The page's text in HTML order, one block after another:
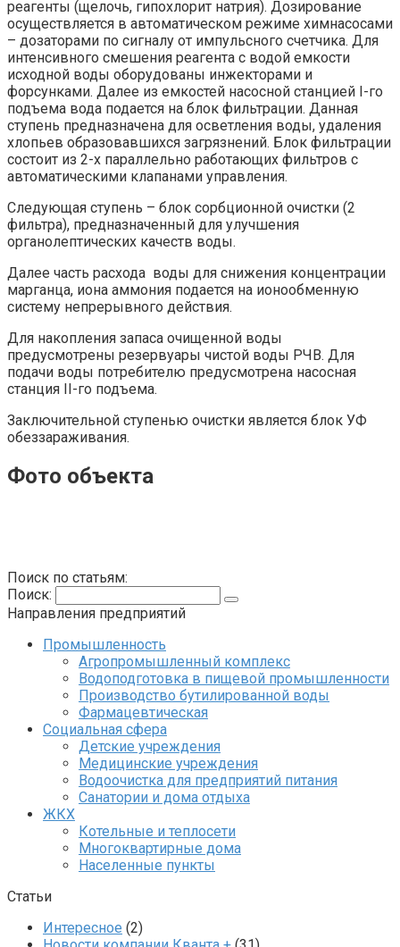
реагенты (щелочь, гипохлорит натрия). Дозирование
осуществляется в автоматическом режиме химнасосами
– дозаторами по сигналу от импульсного счетчика. Для
интенсивного смешения реагента с водой емкости
исходной воды оборудованы инжекторами и
форсунками. Далее из емкостей насосной станцией I-го
подъема вода подается на блок фильтрации. Данная
ступень предназначена для осветления воды, удаления
хлопьев образовавшихся загрязнений. Блок фильтрации
состоит из 2-х параллельно работающих фильтров с
автоматическими клапанами управления.
Следующая ступень – блок сорбционной очистки (2
фильтра), предназначенный для улучшения
органолептических качеств воды.
Далее часть расхода воды для снижения концентрации
марганца, иона аммония подается на ионообменную
систему непрерывного действия.
Для накопления запаса очищенной воды
предусмотрены резервуары чистой воды РЧВ. Для
подачи воды потребителю предусмотрена насосная
станция II-го подъема.
Заключительной ступенью очистки является блок УФ
обеззараживания.
Фото объекта
Поиск по статьям:
Поиск:
Направления предприятий
Промышленность
Агропромышленный комплекс
Водоподготовка в пищевой промышленности
Производство бутилированной воды
Фармацевтическая
Социальная сфера
Детские учреждения
Медицинские учреждения
Водоочистка для предприятий питания
Санатории и дома отдыха
ЖКХ
Котельные и теплосети
Многоквартирные дома
Населенные пункты
Статьи
Интересное (2)